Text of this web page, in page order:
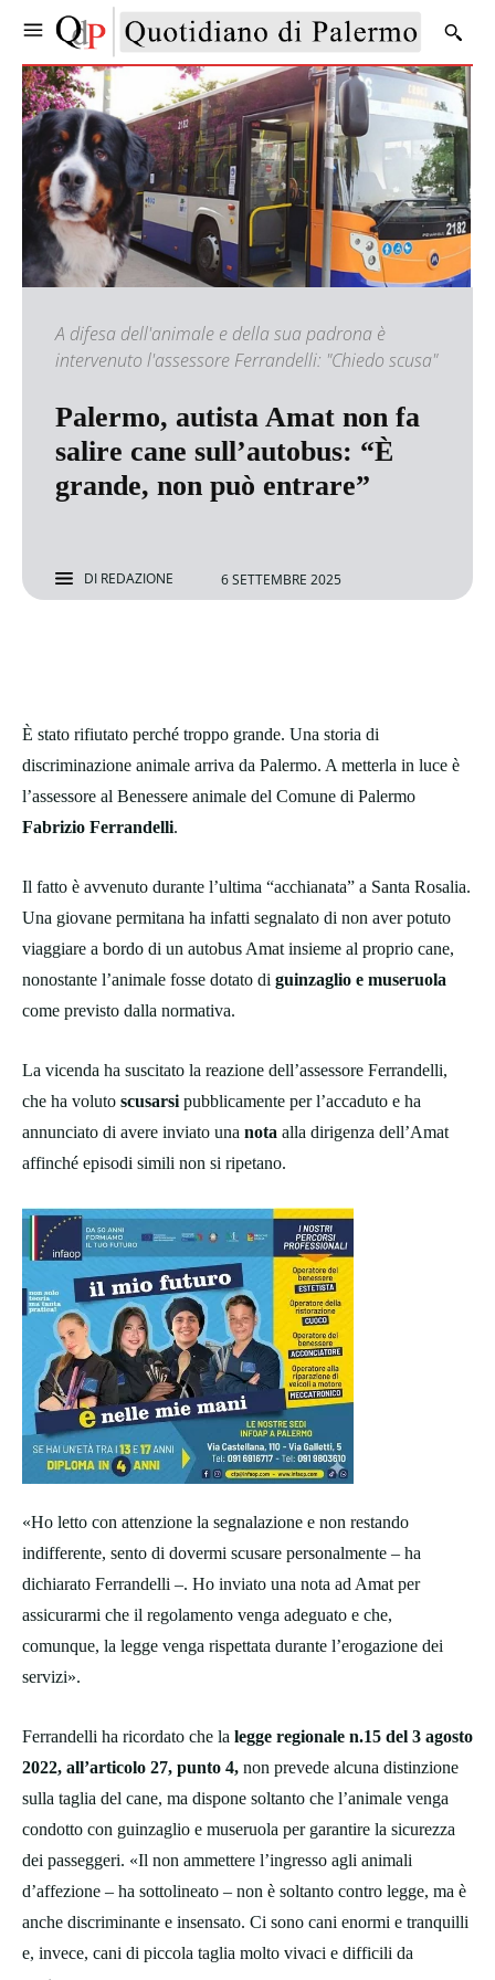
A difesa dell'animale e della sua padrona è
intervenuto l'assessore Ferrandelli: "Chiedo scusa"
Palermo, autista Amat non fa
salire cane sull’autobus: “È
grande, non può entrare”
DI REDAZIONE 6 SETTEMBRE 2025
È stato rifiutato perché troppo grande. Una storia di
discriminazione animale arriva da Palermo. A metterla in luce è
l’assessore al Benessere animale del Comune di Palermo
Fabrizio Ferrandelli.
Il fatto è avvenuto durante l’ultima “acchianata” a Santa Rosalia.
Una giovane permitana ha infatti segnalato di non aver potuto
viaggiare a bordo di un autobus Amat insieme al proprio cane,
nonostante l’animale fosse dotato di guinzaglio e museruola
come previsto dalla normativa.
La vicenda ha suscitato la reazione dell’assessore Ferrandelli,
che ha voluto scusarsi pubblicamente per l’accaduto e ha
annunciato di avere inviato una nota alla dirigenza dell’Amat
affinché episodi simili non si ripetano.
«Ho letto con attenzione la segnalazione e non restando
indifferente, sento di dovermi scusare personalmente – ha
dichiarato Ferrandelli –. Ho inviato una nota ad Amat per
assicurarmi che il regolamento venga adeguato e che,
comunque, la legge venga rispettata durante l’erogazione dei
servizi».
Ferrandelli ha ricordato che la legge regionale n.15 del 3 agosto
2022, all’articolo 27, punto 4, non prevede alcuna distinzione
sulla taglia del cane, ma dispone soltanto che l’animale venga
condotto con guinzaglio e museruola per garantire la sicurezza
dei passeggeri. «Il non ammettere l’ingresso agli animali
d’affezione – ha sottolineato – non è soltanto contro legge, ma è
anche discriminante e insensato. Ci sono cani enormi e tranquilli
e, invece, cani di piccola taglia molto vivaci e difficili da